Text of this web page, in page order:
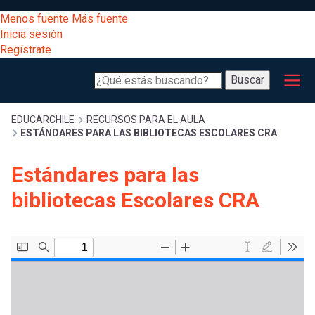
al
contenido
principal
[Educarchile
Escritorio]
Menú
entrar
a
Menos fuente Más fuente
Inicia sesión
Regístrate
Buscar
Buscar
Menú
principal
Desarrollo
Expand
Gestión
Expand
Comunidad
Expand
Expand
Sobrescribir
enlaces
de
ayuda
EDUCARCHILE
RECURSOS PARA EL AULA
ESTÁNDARES PARA LAS BIBLIOTECAS ESCOLARES CRA
Estándares para las
bibliotecas Escolares CRA
registrarte.